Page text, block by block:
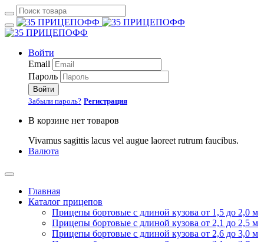
Войти
Email
Пароль
Войти
Забыли пароль? Регистрация
В корзине нет товаров
Vivamus sagittis lacus vel augue laoreet rutrum faucibus.
Валюта
Главная
Каталог прицепов
Прицепы бортовые с длиной кузова от 1,5 до 2,0 м
Прицепы бортовые с длиной кузова от 2,1 до 2,5 м
Прицепы бортовые с длиной кузова от 2,6 до 3,0 м